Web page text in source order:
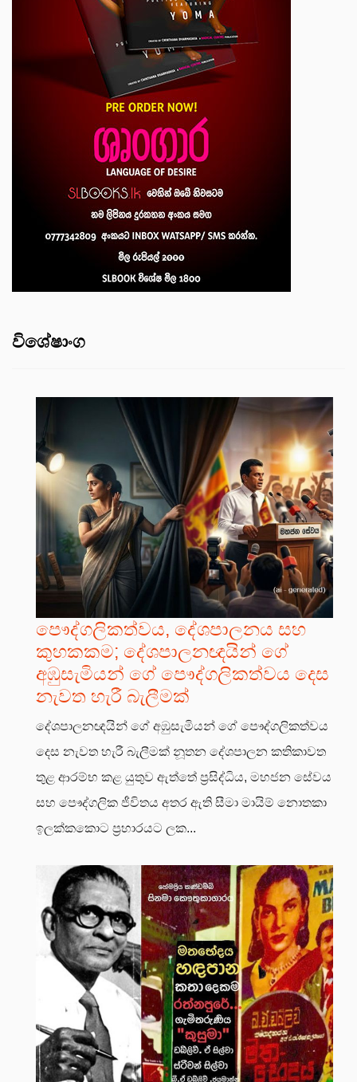
විශේෂාංග
පෞද්ගලිකත්වය, දේශපාලනය සහ
කුහකකම; දේශපාලනඥයින් ගේ
අඹුසැමියන් ගේ පෞද්ගලිකත්වය දෙස
නැවත හැරී බැලීමක්
දේශපාලනඥයින් ගේ අඹුසැමියන් ගේ පෞද්ගලිකත්වය
දෙස නැවත හැරී බැලීමක් නූතන දේශපාලන කතිකාවත
තුළ ආරම්භ කළ යුතුව ඇත්තේ ප්‍රසිද්ධිය, මහජන සේවය
සහ පෞද්ගලික ජීවිතය අතර ඇති සීමා මායිම් නොතකා
ඉලක්කකොට ප්‍රහාරයට ලක...